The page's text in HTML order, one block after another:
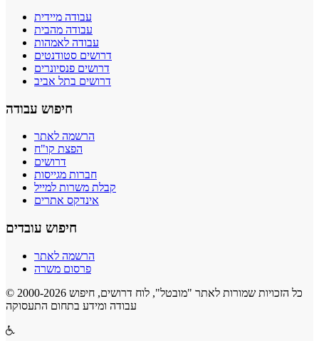
עבודה מיידית
עבודה מהבית
עבודה לאמהות
דרושים סטודנטים
דרושים פנסיונרים
דרושים בתל אביב
חיפוש עבודה
הרשמה לאתר
הפצת קו"ח
דרושים
חברות מגייסות
קבלת משרות למייל
אינדקס אתרים
חיפוש עובדים
הרשמה לאתר
פרסום משרה
© 2000-2026 כל הזכויות שמורות לאתר "מובטל", לוח דרושים, חיפוש
עבודה ומידע בתחום התעסוקה